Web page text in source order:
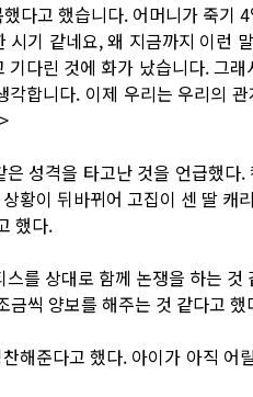
다고 했습니다. 어머니가 죽기
기 같네요, 왜 지금까지 이런
다린 것에 화가 났습니다. 그
합니다. 이제 우리는 우리의
성격을 타고난 것을 언급했다
황이 뒤바뀌어 고집이 센 딸 캐
했다.
를 상대로 함께 논쟁을 하는 것
금씩 양보를 해주는 것 같다고 했
해준다고 했다. 아이가 아직 어